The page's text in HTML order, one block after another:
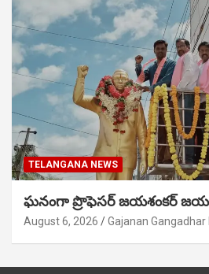
TELANGANA NEWS
ఘనంగా ప్రొఫెసర్ జయశంకర్
August 6, 2026 Gajanan Gangadhar